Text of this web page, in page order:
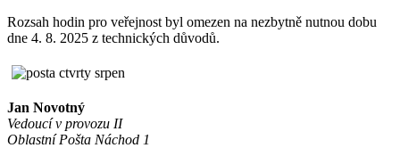
Rozsah hodin pro veřejnost byl omezen na nezbytně nutnou dobu
dne 4. 8. 2025 z technických důvodů.
Jan Novotný
Vedoucí v provozu II
Oblastní Pošta Náchod 1